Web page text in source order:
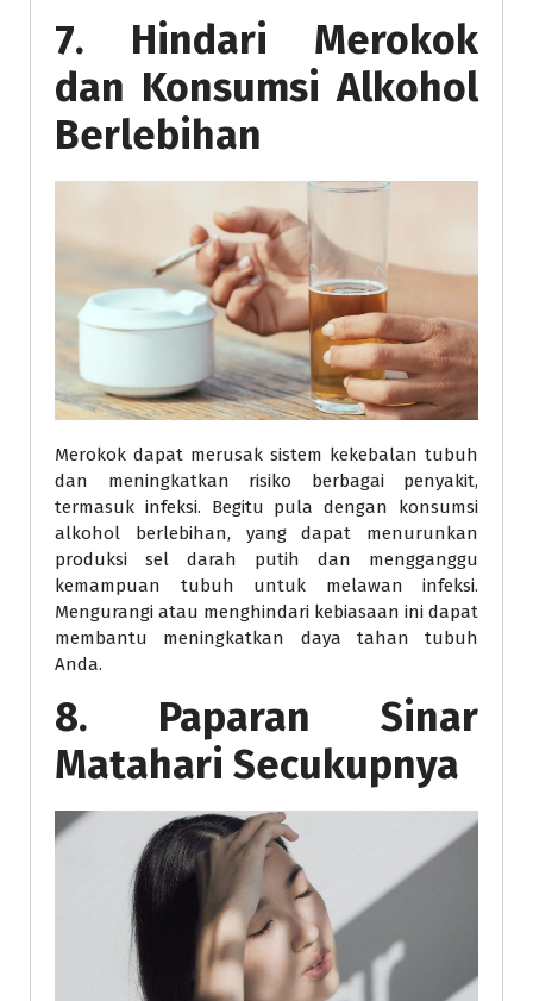
7. Hindari Merokok
dan Konsumsi Alkohol
Berlebihan
Merokok dapat merusak sistem kekebalan tubuh
dan meningkatkan risiko berbagai penyakit,
termasuk infeksi. Begitu pula dengan konsumsi
alkohol berlebihan, yang dapat menurunkan
produksi sel darah putih dan mengganggu
kemampuan tubuh untuk melawan infeksi.
Mengurangi atau menghindari kebiasaan ini dapat
membantu meningkatkan daya tahan tubuh
Anda.
8. Paparan Sinar
Matahari Secukupnya